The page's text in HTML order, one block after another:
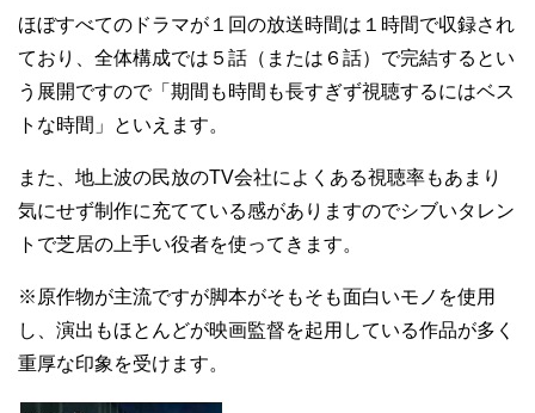
ほぼすべてのドラマが１回の放送時間は１時間で収録され
ており、全体構成では５話（または６話）で完結するとい
う展開ですので「期間も時間も長すぎず視聴するにはベス
トな時間」といえます。
また、地上波の民放のTV会社によくある視聴率もあまり
気にせず制作に充てている感がありますのでシブいタレン
トで芝居の上手い役者を使ってきます。
※原作物が主流ですが脚本がそもそも面白いモノを使用
し、演出もほとんどが映画監督を起用している作品が多く
重厚な印象を受けます。